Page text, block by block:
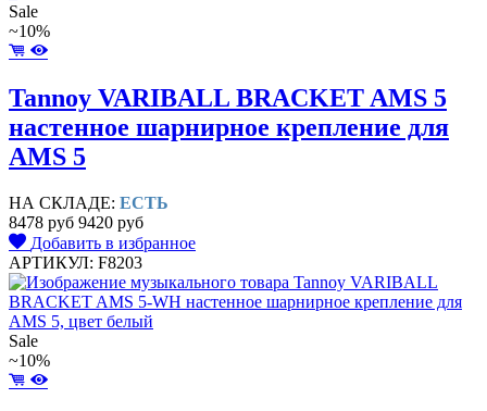
Sale
~10%
Tannoy VARIBALL BRACKET AMS 5
настенное шарнирное крепление для
AMS 5
НА СКЛАДЕ: ЕСТЬ
8478 руб 9420 руб
Добавить в избранное
АРТИКУЛ: F8203
Sale
~10%